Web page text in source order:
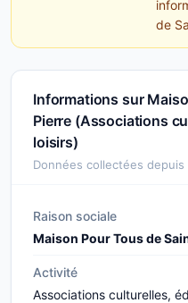
de
Informations sur
Pierre (Associations
loisirs)
Données collectées
Raison sociale
Maison Pour Tous de
Activité
Associations culturelles,